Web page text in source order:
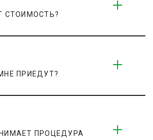
СТОИМОСТЬ?
ПРИЕДУТ?
ПРОЦЕДУРА